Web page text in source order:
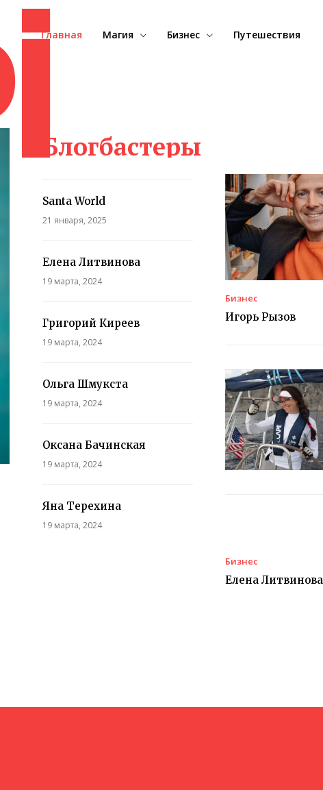
Главная Магия Бизнес Путешествия
Блогбастеры
Santa World
21 января, 2025
Елена Литвинова
19 марта, 2024
Григорий Киреев
19 марта, 2024
Ольга Шмукста
19 марта, 2024
Оксана Бачинская
19 марта, 2024
Яна Терехина
19 марта, 2024
Бизнес
Игорь Рызов
Бизнес
Елена Литвинова